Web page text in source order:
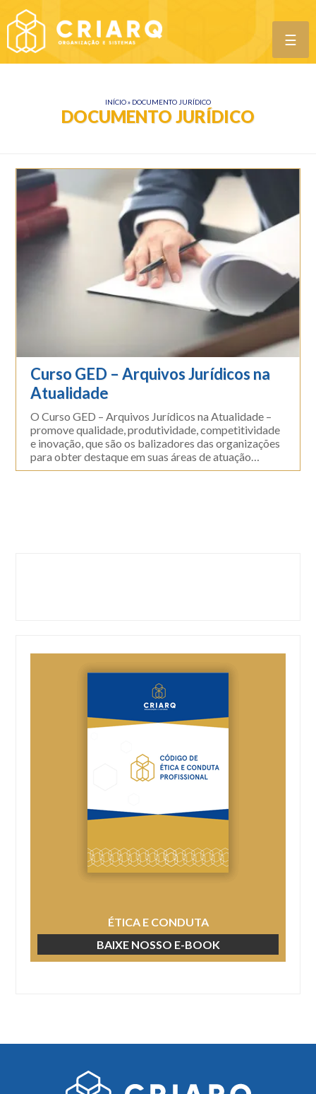
☰
INÍCIO» DOCUMENTO JURÍDICO
DOCUMENTO JURÍDICO
Curso GED – Arquivos Jurídicos na
Atualidade
O Curso GED – Arquivos Jurídicos na Atualidade –
promove qualidade, produtividade, competitividade
e inovação, que são os balizadores das organizações
para obter destaque em suas áreas de atuação…
ÉTICA E CONDUTA
BAIXE NOSSO E-BOOK